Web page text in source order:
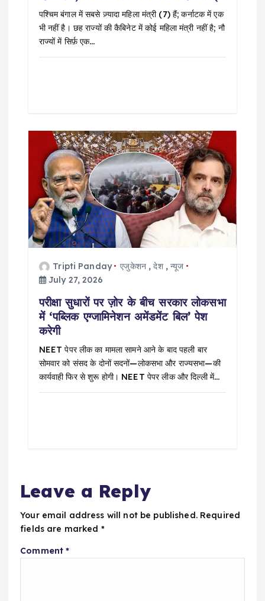
पश्चिम बंगाल में सबसे ज़्यादा महिला मंत्री (7) हैं; कर्नाटक में एक
भी नहीं है। छह राज्यों की कैबिनेट में कोई महिला मंत्री नहीं है; नौ
राज्यों में सिर्फ़ एक…
Tripti Panday एजुकेशन,देश,न्यूज
July 27, 2026
परीक्षा सुधारों पर ज़ोर के बीच सरकार लोकसभा
में ‘पब्लिक एग्जामिनेशन अमेंडमेंट बिल’ पेश
करेगी
NEET पेपर लीक का मामला सामने आने के बाद पहली बार
सोमवार को संसद के दोनों सदनों—लोकसभा और राज्यसभा—की
कार्यवाही फिर से शुरू होगी। NEET पेपर लीक और दिल्ली में…
Leave a Reply
Your email address will not be published. Required
fields are marked *
Comment*